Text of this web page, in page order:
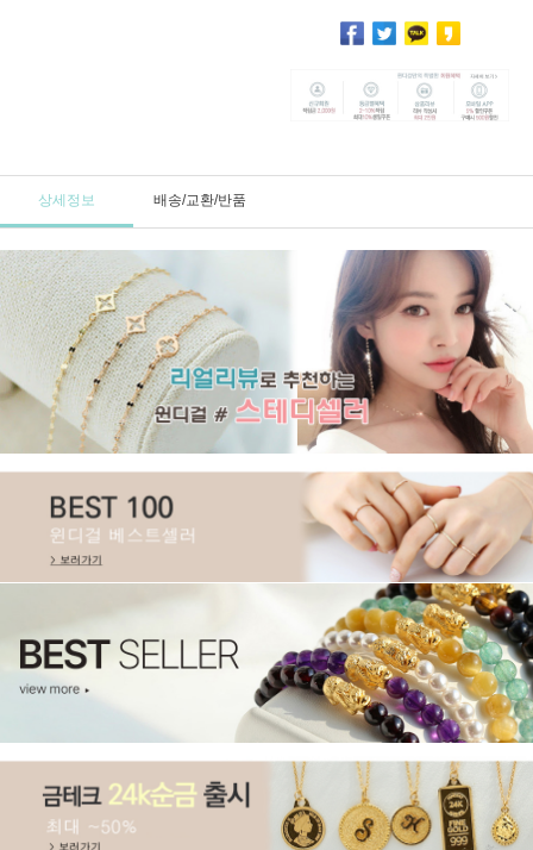
상세정보 배송/교환/반품